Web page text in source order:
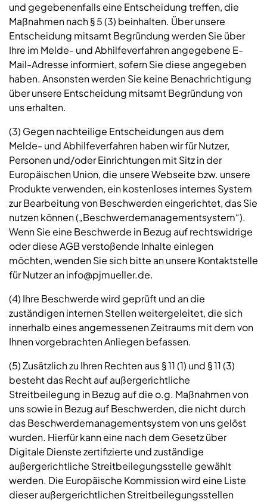
und gegebenenfalls eine Entscheidung treffen, die
Maßnahmen nach § 5 (3) beinhalten. Über unsere
Entscheidung mitsamt Begründung werden Sie über
Ihre im Melde- und Abhilfeverfahren angegebene E-
Mail-Adresse informiert, sofern Sie diese angegeben
haben. Ansonsten werden Sie keine Benachrichtigung
über unsere Entscheidung mitsamt Begründung von
uns erhalten.
(3) Gegen nachteilige Entscheidungen aus dem
Melde- und Abhilfeverfahren haben wir für Nutzer,
Personen und/oder Einrichtungen mit Sitz in der
Europäischen Union, die unsere Webseite bzw. unsere
Produkte verwenden, ein kostenloses internes System
zur Bearbeitung von Beschwerden eingerichtet, das Sie
nutzen können („Beschwerdemanagementsystem“).
Wenn Sie eine Beschwerde in Bezug auf rechtswidrige
oder diese AGB verstoßende Inhalte einlegen
möchten, wenden Sie sich bitte an unsere Kontaktstelle
für Nutzer an info@pjmueller.de.
(4) Ihre Beschwerde wird geprüft und an die
zuständigen internen Stellen weitergeleitet, die sich
innerhalb eines angemessenen Zeitraums mit dem von
Ihnen vorgebrachten Anliegen befassen.
(5) Zusätzlich zu Ihren Rechten aus § 11 (1) und § 11 (3)
besteht das Recht auf außergerichtliche
Streitbeilegung in Bezug auf die o.g. Maßnahmen von
uns sowie in Bezug auf Beschwerden, die nicht durch
das Beschwerdemanagementsystem von uns gelöst
wurden. Hierfür kann eine nach dem Gesetz über
Digitale Dienste zertifizierte und zuständige
außergerichtliche Streitbeilegungsstelle gewählt
werden. Die Europäische Kommission wird eine Liste
dieser außergerichtlichen Streitbeilegungsstellen